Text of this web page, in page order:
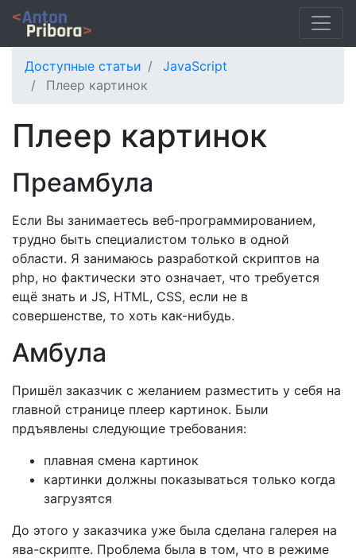
Доступные статьи
JavaScript
Плеер картинок
Плеер картинок
Преамбула
Если Вы занимаетесь веб-программированием,
трудно быть специалистом только в одной
области. Я занимаюсь разработкой скриптов на
php, но фактически это означает, что требуется
ещё знать и JS, HTML, CSS, если не в
совершенстве, то хоть как-нибудь.
Амбула
Пришёл заказчик с желанием разместить у себя на
главной странице плеер картинок. Были
прдъявлены следующие требования:
плавная смена картинок
картинки должны показываться только когда
загрузятся
До этого у заказчика уже была сделана галерея на
ява-скрипте. Проблема была в том, что в режиме